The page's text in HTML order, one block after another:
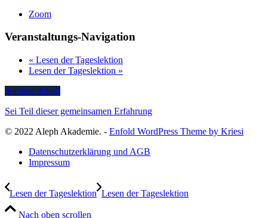
Zoom
Veranstaltungs-Navigation
« Lesen der Tageslektion
Lesen der Tageslektion »
Sei jetzt dabei!
Sei Teil dieser gemeinsamen Erfahrung
© 2022 Aleph Akademie. - Enfold WordPress Theme by Kriesi
Datenschutzerklärung und AGB
Impressum
Lesen der Tageslektion Lesen der Tageslektion
Nach oben scrollen